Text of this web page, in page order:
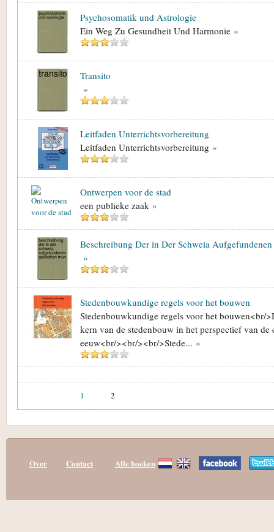
Psychosomatik und Astrologie
Ein Weg Zu Gesundheit Und Harmonie »
Transito
»
Leitfaden Unterrichtsvorbereitung
Leitfaden Unterrichtsvorbereitung »
Ontwerpen voor de stad
een publieke zaak »
Beschreibung Der in Der Schweia
»
Stedenbouwkundige regels voor het bouwen
Stedenbouwkundige regels voor het bouwen<br/
kern van de stedenbouw in het perspectief van de
eeuw<br/><br/><br/>Stede... »
1 2
Over Contact Alle boeken